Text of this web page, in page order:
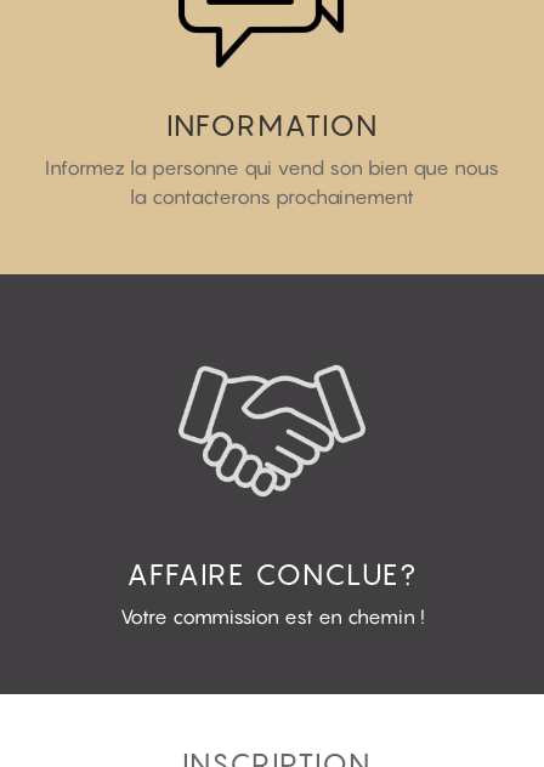
INFORMATION
Informez la personne qui vend son bien que nous
la contacterons prochainement
AFFAIRE CONCLUE?
Votre commission est en chemin !